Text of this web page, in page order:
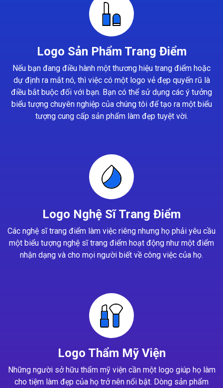
Logo Sản Phẩm Trang Điểm
Nếu bạn đang điều hành một thương hiệu trang điểm hoặc
dự định ra mắt nó, thì việc có một logo vẻ đẹp quyến rũ là
điều bắt buộc đối với bạn. Bạn có thể sử dụng các ý tưởng
biểu tượng chuyên nghiệp của chúng tôi để tạo ra một biểu
tượng cung cấp sản phẩm làm đẹp tuyệt vời.
Logo Nghệ Sĩ Trang Điểm
Các nghệ sĩ trang điểm làm việc riêng nhưng họ phải yêu cầu
một biểu tượng nghệ sĩ trang điểm hoạt động như một điểm
nhận dạng và cho mọi người biết về công việc của họ.
Logo Thẩm Mỹ Viện
Những người sở hữu thẩm mỹ viện cần một logo giúp họ làm
cho tiệm làm đẹp của họ trở nên nổi bật. Dòng sản phẩm